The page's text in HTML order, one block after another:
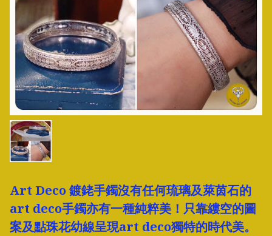
Art Deco 鍍銠手鐲沒有任何琉璃及萊茵石的
art deco手鐲亦有一種純粹美！只靠縷空的圖
案及點珠花幼線呈現art deco獨特的時代美。